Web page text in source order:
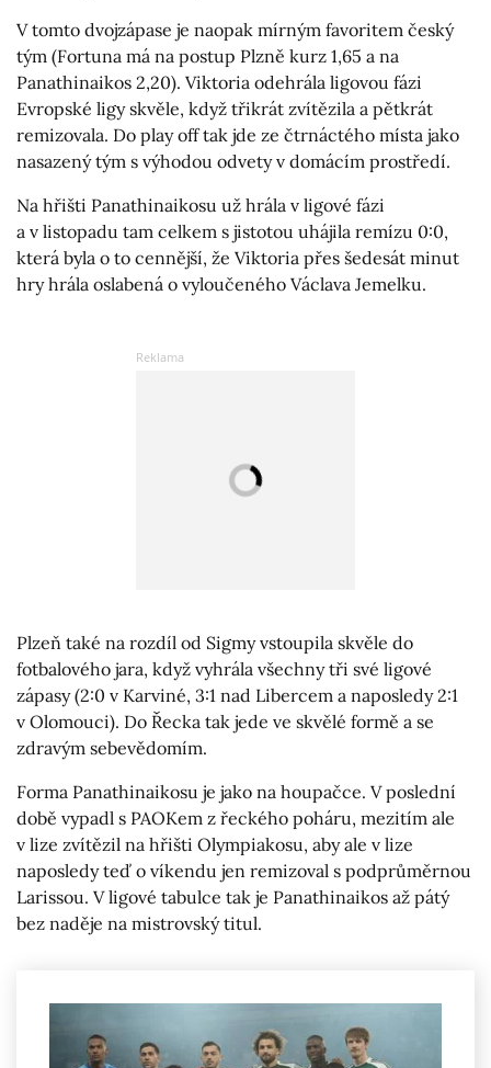
V tomto dvojzápase je naopak mírným favoritem český
tým (Fortuna má na postup Plzně kurz 1,65 a na
Panathinaikos 2,20). Viktoria odehrála ligovou fázi
Evropské ligy skvěle, když třikrát zvítězila a pětkrát
remizovala. Do play off tak jde ze čtrnáctého místa jako
nasazený tým s výhodou odvety v domácím prostředí.
Na hřišti Panathinaikosu už hrála v ligové fázi
a v listopadu tam celkem s jistotou uhájila remízu 0:0,
která byla o to cennější, že Viktoria přes šedesát minut
hry hrála oslabená o vyloučeného Václava Jemelku.
Plzeň také na rozdíl od Sigmy vstoupila skvěle do
fotbalového jara, když vyhrála všechny tři své ligové
zápasy (2:0 v Karviné, 3:1 nad Libercem a naposledy 2:1
v Olomouci). Do Řecka tak jede ve skvělé formě a se
zdravým sebevědomím.
Forma Panathinaikosu je jako na houpačce. V poslední
době vypadl s PAOKem z řeckého poháru, mezitím ale
v lize zvítězil na hřišti Olympiakosu, aby ale v lize
naposledy teď o víkendu jen remizoval s podprůměrnou
Larissou. V ligové tabulce tak je Panathinaikos až pátý
bez naděje na mistrovský titul.